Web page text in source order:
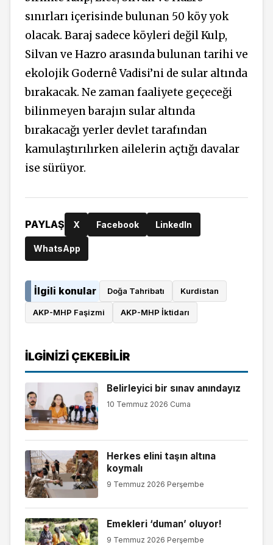
sınırları içerisinde bulunan 50 köy yok
olacak. Baraj sadece köyleri değil Kulp,
Silvan ve Hazro arasında bulunan tarihi ve
ekolojik Godernê Vadisi’ni de sular altında
bırakacak. Ne zaman faaliyete geçeceği
bilinmeyen barajın sular altında
bırakacağı yerler devlet tarafından
kamulaştırılırken ailelerin açtığı davalar
ise sürüyor.
PAYLAŞ X Facebook LinkedIn
WhatsApp
İlgili konular Doğa Tahribatı Kurdistan
AKP-MHP Faşizmi AKP-MHP İktidarı
İLGINIZI ÇEKEBILIR
Belirleyici bir sınav anındayız
10 Temmuz 2026 Cuma
Herkes elini taşın altına
koymalı
9 Temmuz 2026 Perşembe
Emekleri ‘duman’ oluyor!
9 Temmuz 2026 Perşembe